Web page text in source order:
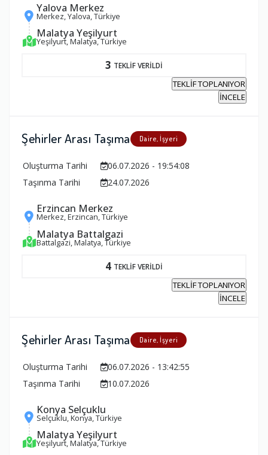
Yalova Merkez
Merkez, Yalova, Türkiye
Malatya Yeşilyurt
Yeşilyurt, Malatya, Türkiye
3 TEKLİF VERİLDİ
TEKLİF TOPLANIYOR
İNCELE
Şehirler Arası Taşıma Daire, İşyeri
Oluşturma Tarihi
06.07.2026 - 19:54:08
Taşınma Tarihi
24.07.2026
Erzincan Merkez
Merkez, Erzincan, Türkiye
Malatya Battalgazi
Battalgazi, Malatya, Türkiye
4 TEKLİF VERİLDİ
TEKLİF TOPLANIYOR
İNCELE
Şehirler Arası Taşıma Daire, İşyeri
Oluşturma Tarihi
06.07.2026 - 13:42:55
Taşınma Tarihi
10.07.2026
Konya Selçuklu
Selçuklu, Konya, Türkiye
Malatya Yeşilyurt
Yeşilyurt, Malatya, Türkiye